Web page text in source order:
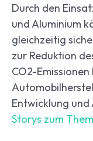
Durch den
und Aluminium
gleichzeitig
zur Reduktion
CO2-
Entwicklung
Storys zum